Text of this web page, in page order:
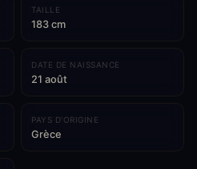
TAILLE
183 cm
DATE DE NAISSANCE
21 août
PAYS D'ORIGINE
Grèce